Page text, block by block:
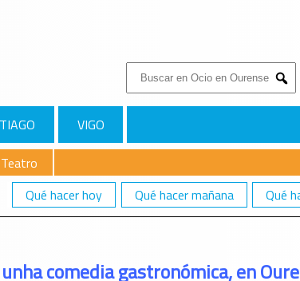
Buscar:
VIGO
Teatro
Qué hacer hoy
Qué hacer mañana Qué
comedia gastronómica, en